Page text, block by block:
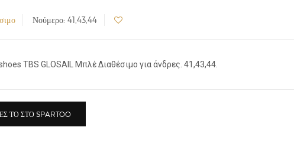
Νούμερο: 41,43,44
TBS GLOSAIL Μπλέ Διαθέσιμο για άνδρες. 41,43,44.
ΤΟ ΣΤΟ SPARTOO